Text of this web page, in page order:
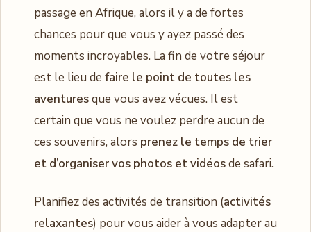
passage en Afrique, alors il y a de fortes
chances pour que vous y ayez passé des
moments incroyables. La fin de votre séjour
est le lieu de faire le point de toutes les
aventuresque vous avez vécues. Il est
certain que vous ne voulez perdre aucun de
ces souvenirs, alors prenez le temps de trier
et d’organiser vos photos et vidéosde safari.
Planifiez des activités de transition (activités
relaxantes) pour vous aider à vous adapter au